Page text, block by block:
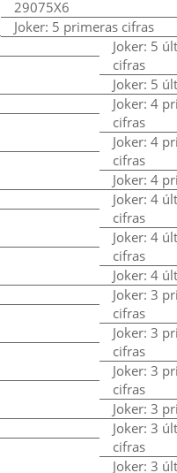
29075X6
Joker: 5 primeras cifras
Joker: 5
cifras
Joker: 5
Joker: 4
cifras
Joker: 4
cifras
Joker: 4
Joker: 4
cifras
Joker: 4
cifras
Joker: 4
Joker: 3
cifras
Joker: 3
cifras
Joker: 3
cifras
Joker: 3
Joker: 3
cifras
Joker: 3